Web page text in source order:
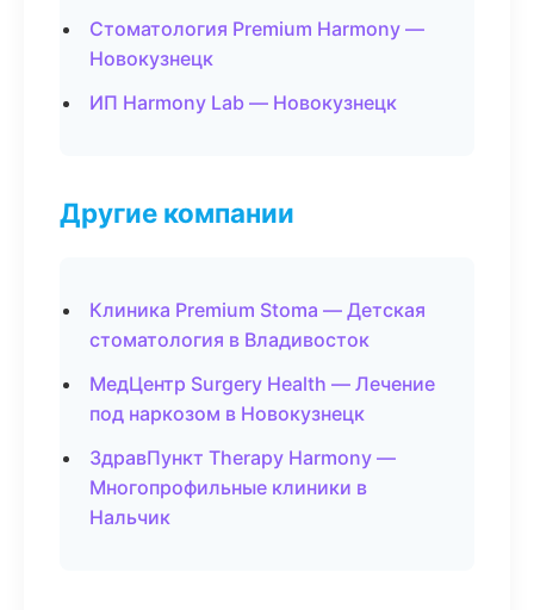
Стоматология Premium Harmony —
Новокузнецк
ИП Harmony Lab — Новокузнецк
Другие компании
Клиника Premium Stoma — Детская
стоматология в Владивосток
МедЦентр Surgery Health — Лечение
под наркозом в Новокузнецк
ЗдравПункт Therapy Harmony —
Многопрофильные клиники в
Нальчик